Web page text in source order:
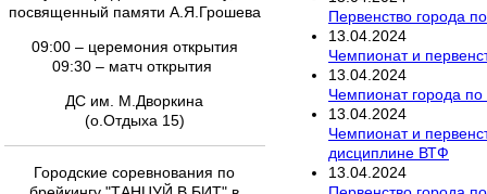
посвященный памяти А.Я.Грошева
09:00 – церемония открытия
09:30 – матч открытия
ДС им. М.Дворкина
(о.Отдыха 15)
Городские соревнования по
Первенство города
13 04 2024
Чемпионат и
13 04 2024
Чемпионат города по
13 04 2024
Чемпионат и
дисциплине ВТФ
13 04 2024